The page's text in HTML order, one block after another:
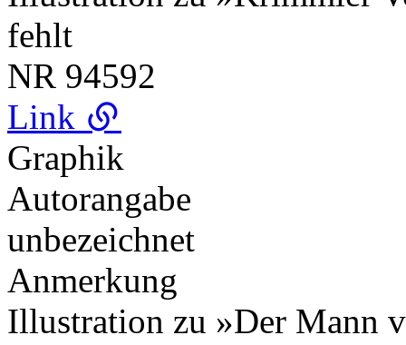
fehlt
NR 94592
Link
Graphik
Autorangabe
unbezeichnet
Anmerkung
Illustration zu »Der Mann